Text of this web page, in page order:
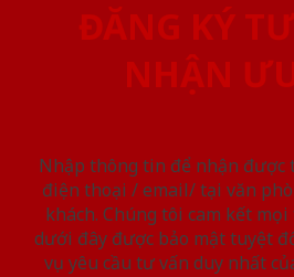
ĐĂNG KÝ
NHẬN
Nhập thông tin để nhận được
điện thoại / email/ tại văn
khách. Chúng tôi cam kết
dưới đây được bảo mật tuyệt
vụ yêu cầu tư vấn duy nhất